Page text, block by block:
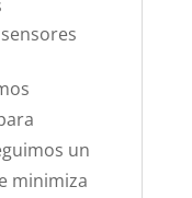
un
minimiza